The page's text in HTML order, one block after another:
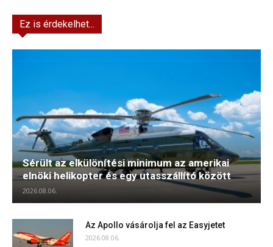
Ez is érdekelhet...
Sérült az elkülönítési minimum az amerikai
elnöki helikopter és egy utasszállító között
2026.08.06.
Az Apollo vásárolja fel az Easyjetet
2026.08.06.